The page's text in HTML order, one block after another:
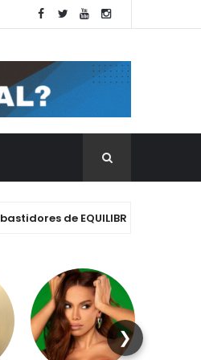
de EQUILIBRIVM: emoção,
❯